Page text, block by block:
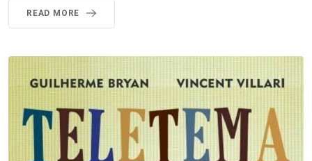
READ MORE